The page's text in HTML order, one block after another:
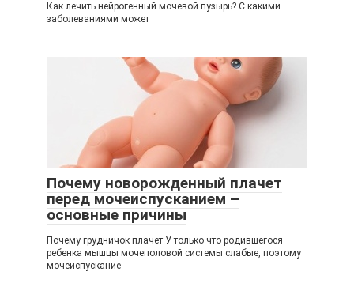
Как лечить нейрогенный мочевой пузырь? С какими
заболеваниями может
Почему новорожденный плачет
перед мочеиспусканием –
основные причины
Почему грудничок плачет У только что родившегося
ребенка мышцы мочеполовой системы слабые, поэтому
мочеиспускание